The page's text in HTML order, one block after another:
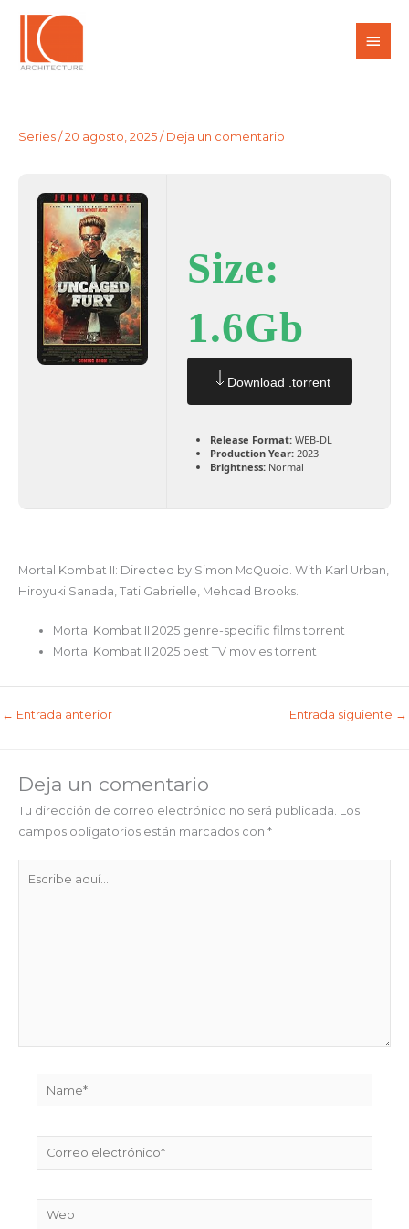
contenido
Series / 20 agosto, 2025 / Deja un comentario
Size:
1.6Gb
Download .torrent
Release Format: WEB-DL
Production Year: 2023
Brightness: Normal
Mortal Kombat II: Directed by Simon McQuoid. With Karl Urban,
Hiroyuki Sanada, Tati Gabrielle, Mehcad Brooks.
Mortal Kombat II 2025 genre-specific films torrent
Mortal Kombat II 2025 best TV movies torrent
← Entrada anterior Entrada siguiente →
Deja un comentario
Tu dirección de correo electrónico no será publicada. Los
campos obligatorios están marcados con *
Correo
electrónico*
Web